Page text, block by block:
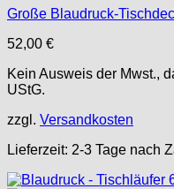
Große Blaudruck-
52,00 €
Kein Ausweis der Mwst.,
UStG.
zzgl. Versandkosten
Lieferzeit: 2-3 Tage nach